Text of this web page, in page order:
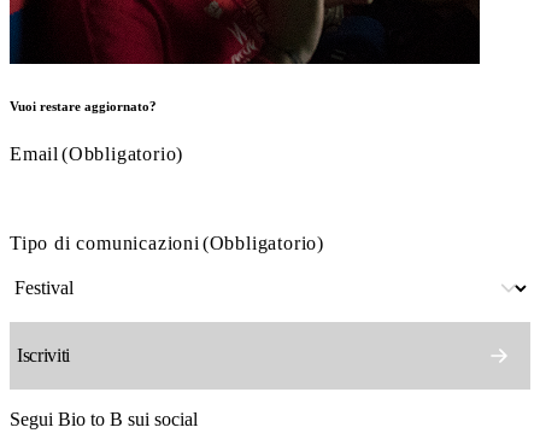
Vuoi restare aggiornato?
Email (Obbligatorio)
Tipo di comunicazioni (Obbligatorio)
Segui Bio to B sui social